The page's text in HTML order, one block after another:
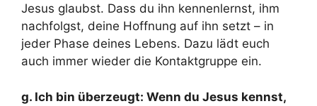
Jesus glaubst. Dass du ihn kennenlernst, ihm
nachfolgst, deine Hoffnung auf ihn setzt – in
jeder Phase deines Lebens. Dazu lädt euch
auch immer wieder die Kontaktgruppe ein.
g. Ich bin überzeugt: Wenn du Jesus kennst,